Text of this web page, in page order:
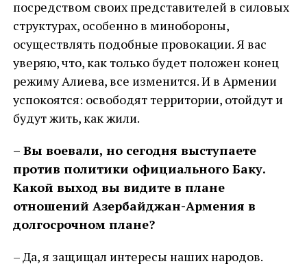
посредством своих представителей в силовых
структурах, особенно в минобороны,
осуществлять подобные провокации. Я вас
уверяю, что, как только будет положен конец
режиму Алиева, все изменится. И в Армении
успокоятся: освободят территории, отойдут и
будут жить, как жили.
– Вы воевали, но сегодня выступаете
против политики официального Баку.
Какой выход вы видите в плане
отношений Азербайджан-Армения в
долгосрочном плане?
– Да, я защищал интересы наших народов.